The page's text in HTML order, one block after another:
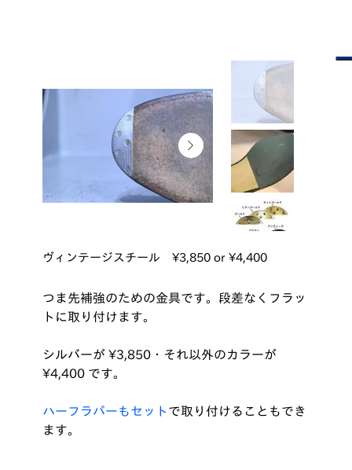
ヴィンテージスチール ¥3,850 or ¥4,400
つま先補強のための金具です。段差なくフラッ
トに取り付けます。
シルバーが ¥3,850・それ以外のカラーが
¥4,400 です。
ハーフラバーもセット で取り付けることもでき
ます。